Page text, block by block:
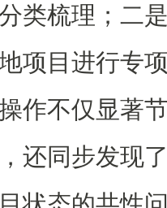
类梳理；二
项目进行专
作不仅显著
还同步发现